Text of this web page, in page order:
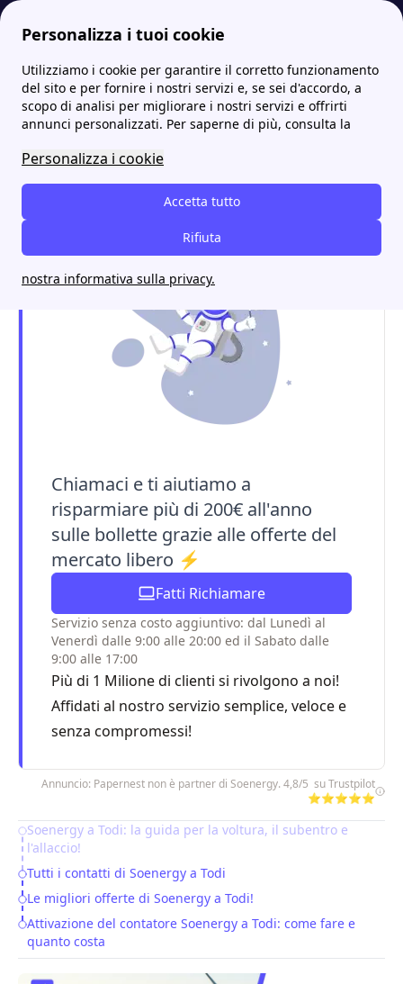
Personalizza i tuoi cookie
Utilizziamo i cookie per garantire il corretto funzionamento
del sito e per fornire i nostri servizi e, se sei d'accordo, a
scopo di analisi per migliorare i nostri servizi e offrirti
annunci personalizzati. Per saperne di più, consulta la
Personalizza i cookie
Accetta tutto
Rifiuta
nostra informativa sulla privacy.
Energia-Luce.it Tutti gli sportelli SOENERGY: gli indirizzi e i contatti Soenergy a Todi: tutto ciò che serve per attivare luce e gas
Soenergy a Todi: tutto ciò
che serve per attivare luce
e gas
Chiamaci e ti aiutiamo a
risparmiare più di 200€ all'anno
sulle bollette grazie alle offerte del
mercato libero ⚡
Fatti Richiamare
Servizio senza costo aggiuntivo: dal Lunedì al
Venerdì dalle 9:00 alle 20:00 ed il Sabato dalle
9:00 alle 17:00
Più di 1 Milione di clienti si rivolgono a noi!
Affidati al nostro servizio semplice, veloce e
senza compromessi!
Annuncio: Papernest non è partner di Soenergy. 4,8/5 su Trustpilot
⭐⭐⭐⭐⭐
Table of Contents
Soenergy a Todi: la guida per la voltura, il subentro e
l'allaccio!
Tutti i contatti di Soenergy a Todi
Le migliori offerte di Soenergy a Todi!
Attivazione del contatore Soenergy a Todi: come fare e
quanto costa